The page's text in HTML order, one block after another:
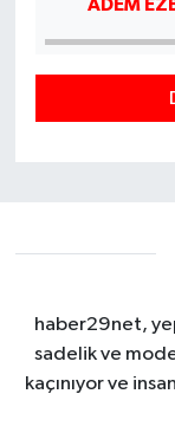
ADEM
haber29net,
sadelik ve
kaçınıyor ve